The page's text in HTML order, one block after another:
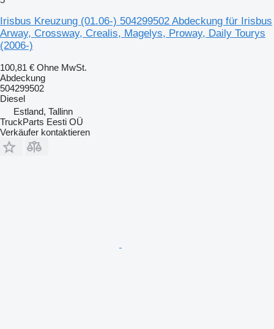
Irisbus Kreuzung (01.06-) 504299502 Abdeckung für Irisbus
Arway, Crossway, Crealis, Magelys, Proway, Daily Tourys
(2006-)
100,81 € Ohne MwSt.
Abdeckung
504299502
Diesel
Estland, Tallinn
TruckParts Eesti OÜ
Verkäufer kontaktieren